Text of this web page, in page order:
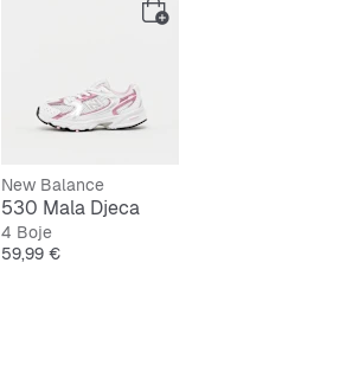
New Balance
530 Mala Djeca
4 Boje
Cijena
59,99 €